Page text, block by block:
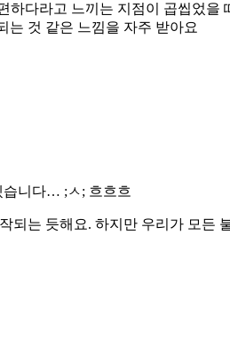
하다라고 느끼는 지점이 곱씹었
는 것 같은 느낌을 자주 받아요
습니다… ;ㅅ; 흐흐흐
되는 듯해요. 하지만 우리가 모